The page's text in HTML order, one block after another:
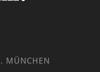
MÜNCHEN